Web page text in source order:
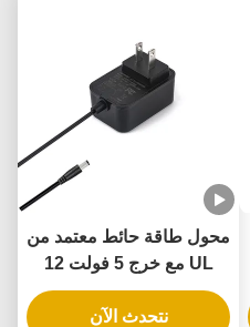
محول طاقة حائط معتمد من
UL مع خرج 5 فولت 12
فولت 24 فولت وطاقة 12
واط 24 واط لقفل الباب
نتحدث الآن